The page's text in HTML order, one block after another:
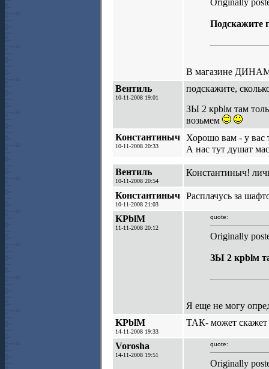
Originally
Подскажите
В магазине
Вентиль
10-11-2008 19:01
подскажите,
ЗЫ 2 крblм там
возьмем
Константиныч
10-11-2008 20:33
Хорошо вам - у вас
А нас тут душат
Вентиль
10-11-2008 20:54
Константиныч!
Константиныч
10-11-2008 21:03
Расплачусь за
KPblM
11-11-2008 20:12
quote:
Originally
ЗЫ 2 крblм
Я еще не могу
KPblM
14-11-2008 19:33
ТАК- может скажет
Vorosha
14-11-2008 19:51
quote:
Originally